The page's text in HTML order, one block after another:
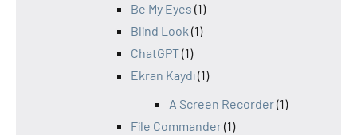
Be My Eyes (1)
Blind Look (1)
ChatGPT(1)
Ekran Kaydı(1)
A Screen Recorder(1)
File Commander(1)